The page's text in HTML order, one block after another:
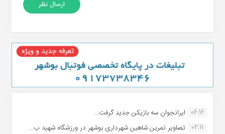
06:16 ایرانجوان سه بازیکن جدید گرفت...
02:11
تصاویر تمرین شاهین شهردارى بوشهر در ورزشگاه شهید ب...